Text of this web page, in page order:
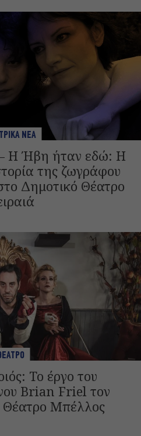
ΝΕΑ
Η Ήβη ήταν εδώ: Η
της ζωγράφου
Δημοτικό Θέατρο
Το έργο του
Brian Friel τον
Θέατρο Μπέλλος